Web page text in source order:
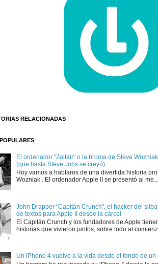
RELACIONADAS
El ordenador "Zaltair" o la broma de Steve
(que hasta Steve Jobs se creyó)
Hoy vamos a hablaros de una divertida historia
Wozniak . El ordenador Apple II se presentó al me...
John Drapper "Capitán Crunch", el hacker del
de textos para Apple II desde la cárcel
El Capitán Crunch y los fundadores de Apple
historias que vivieron juntos, sobre todo al
Un iPhone 4 vuelve a la vida desde el fondo de un